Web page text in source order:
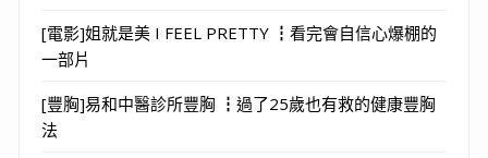
[電影]姐就是美 I FEEL PRETTY ┇看完會自信心爆棚的
一部片
[豐胸]易和中醫診所豐胸 ┇過了25歲也有救的健康豐胸
法